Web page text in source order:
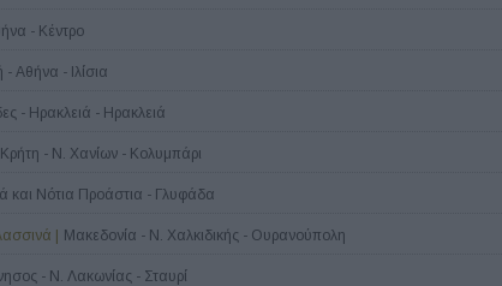
- Κέντρο
- Αθήνα - Ιλίσια
- Ηρακλειά - Ηρακλειά
Κρήτη - Ν. Χανίων - Κολυμπάρι
και Νότια Προάστια - Γλυφάδα
| Μακεδονία - Ν. Χαλκιδικής - Ουρανούπολη
- Ν. Λακωνίας - Σταυρί